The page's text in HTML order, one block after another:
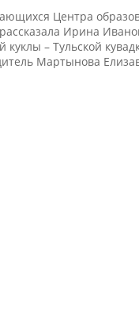
Центра
Ирина
– Тульской
Мартынова